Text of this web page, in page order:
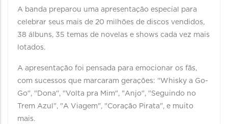
A banda preparou uma apresentação especial para
celebrar seus mais de 20 milhões de discos vendidos,
38 álbuns, 35 temas de novelas e shows cada vez mais
lotados.
A apresentação foi pensada para emocionar os fãs,
com sucessos que marcaram gerações: "Whisky a Go-
Go", "Dona", "Volta pra Mim", "Anjo", "Seguindo no
Trem Azul", "A Viagem", "Coração Pirata", e muito
mais.